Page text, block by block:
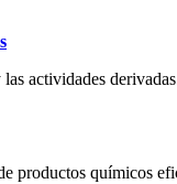
actividades
productos químicos